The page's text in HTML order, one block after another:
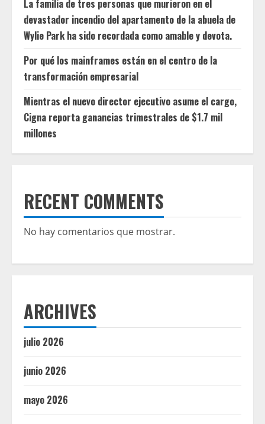
La familia de tres personas que murieron en el
devastador incendio del apartamento de la abuela de
Wylie Park ha sido recordada como amable y devota.
Por qué los mainframes están en el centro de la
transformación empresarial
Mientras el nuevo director ejecutivo asume el cargo,
Cigna reporta ganancias trimestrales de $1.7 mil
millones
RECENT COMMENTS
No hay comentarios que mostrar.
ARCHIVES
julio 2026
junio 2026
mayo 2026